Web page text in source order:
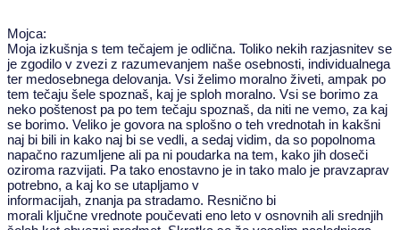
Mojca:
Moja izkušnja s tem tečajem je odlična. Toliko nekih razjasnitev se
je zgodilo v zvezi z razumevanjem naše osebnosti, individualnega
ter medosebnega delovanja. Vsi želimo moralno živeti, ampak po
tem tečaju šele spoznaš, kaj je sploh moralno. Vsi se borimo za
neko poštenost pa po tem tečaju spoznaš, da niti ne vemo, za kaj
se borimo. Veliko je govora na splošno o teh vrednotah in kakšni
naj bi bili in kako naj bi se vedli, a sedaj vidim, da so popolnoma
napačno razumljene ali pa ni poudarka na tem, kako jih doseči
oziroma razvijati. Pa tako enostavno je in tako malo je pravzaprav
potrebno, a kaj ko se utapljamo v
informacijah, znanja pa stradamo. Resnično bi
morali ključne vrednote poučevati eno leto v osnovnih ali srednjih